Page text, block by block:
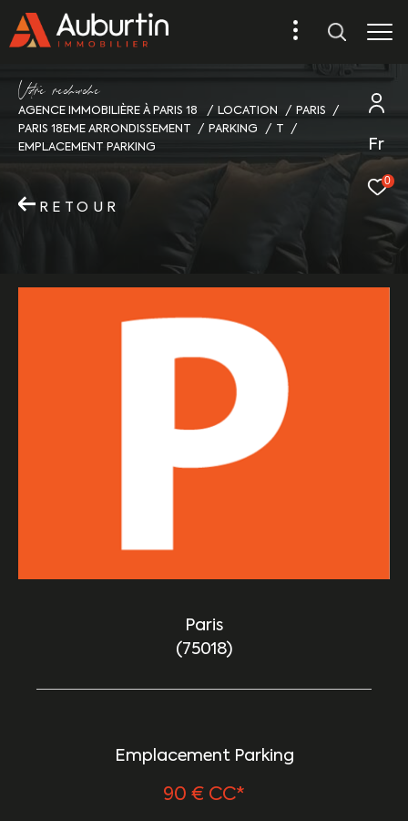
Fr
0
Vore recece
AGENCE IMMOBILIÈRE À PARIS 18 LOCATION
PARIS
PARIS 18EME ARRONDISSEMENT
PARKING
T
EMPLACEMENT PARKING
RETOUR
Paris
(75018)
Emplacement Parking
90 € CC*